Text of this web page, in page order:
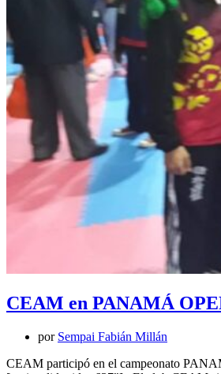
CEAM en PANAMÁ
por Sempai Fabián Millán
CEAM participó en el campeonato